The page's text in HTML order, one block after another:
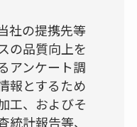
社の提携先等
の品質向上を
アンケート調
報とするため
工、およびそ
統計報告等、